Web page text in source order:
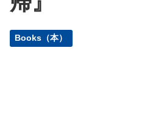
Books（本）